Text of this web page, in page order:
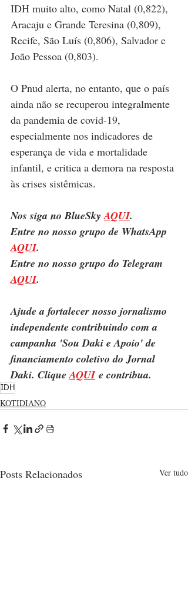
IDH muito alto, como Natal (0,822),
Aracaju e Grande Teresina (0,809),
Recife, São Luís (0,806), Salvador e
João Pessoa (0,803).
O Pnud alerta, no entanto, que o país
ainda não se recuperou integralmente
da pandemia de covid-19,
especialmente nos indicadores de
esperança de vida e mortalidade
infantil, e critica a demora na resposta
às crises sistêmicas.
Nos siga no BlueSky AQUI.
Entre no nosso grupo de WhatsApp
AQUI.
Entre no nosso grupo do Telegram
AQUI.
Ajude a fortalecer nosso jornalismo
independente contribuindo com a
campanha 'Sou Daki e Apoio' de
financiamento coletivo do Jornal
Daki. Clique AQUI e contribua.
IDH
KOTIDIANO
Posts Relacionados Ver tudo